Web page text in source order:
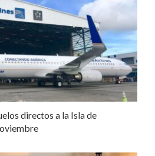
directos a la Isla de